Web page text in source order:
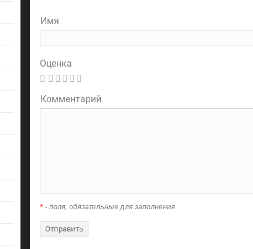
Имя
Оценка
Комментарий
* - поля, обязательные для заполнения